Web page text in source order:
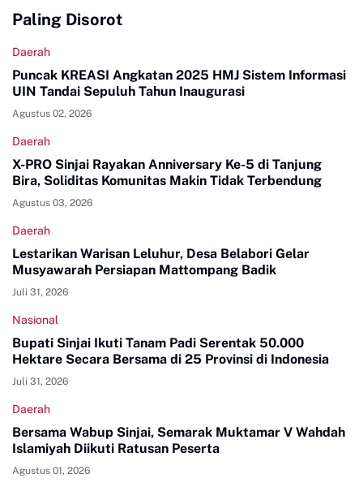
Paling Disorot
Daerah
Puncak KREASI Angkatan 2025 HMJ Sistem Informasi
UIN Tandai Sepuluh Tahun Inaugurasi
Agustus 02, 2026
Daerah
X-PRO Sinjai Rayakan Anniversary Ke-5 di Tanjung
Bira, Soliditas Komunitas Makin Tidak Terbendung
Agustus 03, 2026
Daerah
Lestarikan Warisan Leluhur, Desa Belabori Gelar
Musyawarah Persiapan Mattompang Badik
Juli 31, 2026
Nasional
Bupati Sinjai Ikuti Tanam Padi Serentak 50.000
Hektare Secara Bersama di 25 Provinsi di Indonesia
Juli 31, 2026
Daerah
Bersama Wabup Sinjai, Semarak Muktamar V Wahdah
Islamiyah Diikuti Ratusan Peserta
Agustus 01, 2026